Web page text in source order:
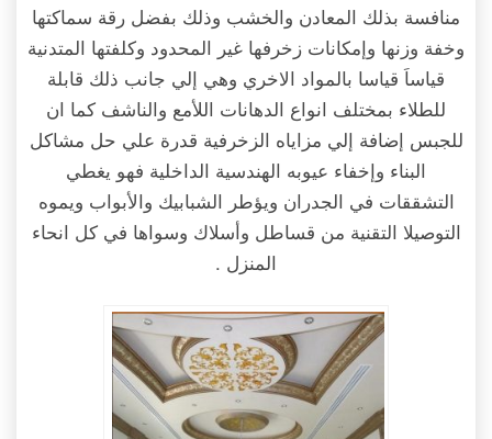
منافسة بذلك المعادن والخشب وذلك بفضل رقة سماكتها
وخفة وزنها وإمكانات زخرفها غير المحدود وكلفتها المتدنية
قياساَ قياسا بالمواد الاخري وهي إلي جانب ذلك قابلة
للطلاء بمختلف انواع الدهانات اللأمع والناشف كما ان
للجبس إضافة إلي مزاياه الزخرفية قدرة علي حل مشاكل
البناء وإخفاء عيوبه الهندسية الداخلية فهو يغطي
التشققات في الجدران ويؤطر الشبابيك والأبواب ويموه
التوصيلا التقنية من قساطل وأسلاك وسواها في كل انحاء
المنزل .